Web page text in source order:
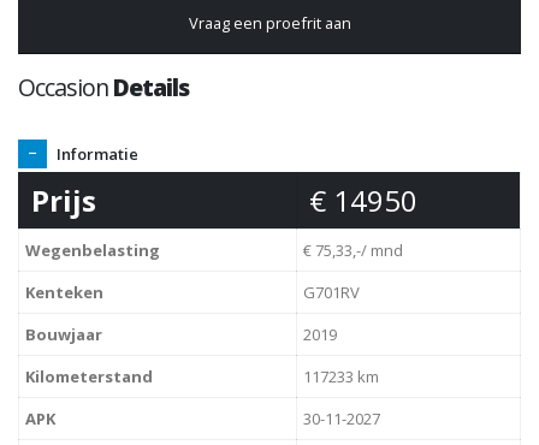
Vraag een proefrit aan
OccasionDetails
Informatie
Prijs € 14950
Wegenbelasting
€ 75,33,-/ mnd
Kenteken
G701RV
Bouwjaar
2019
Kilometerstand
117233 km
APK
30-11-2027